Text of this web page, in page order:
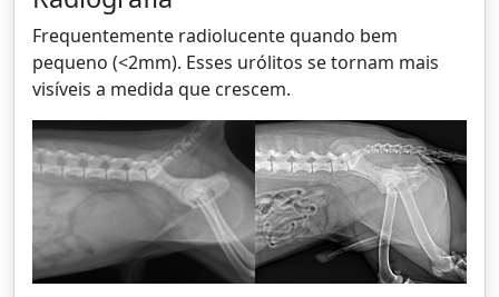
Frequentemente radiolucente quando bem
pequeno (<2mm). Esses urólitos se tornam mais
visíveis a medida que crescem.